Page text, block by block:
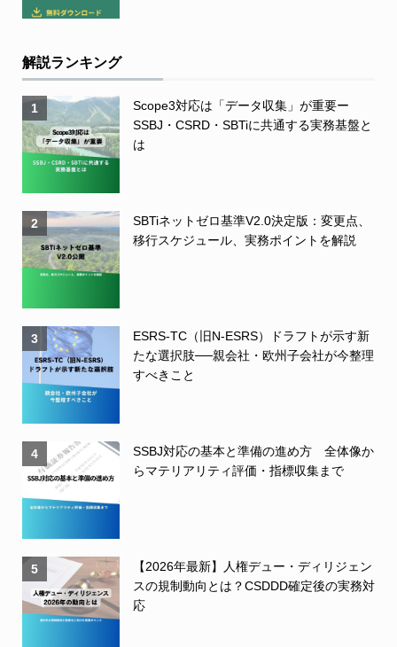
解説ランキング
1
Scope3対応は「データ収集」が重要ー
SSBJ・CSRD・SBTiに共通する実務基盤と
は
2
SBTiネットゼロ基準V2.0決定版：変更点、
移行スケジュール、実務ポイントを解説
3
ESRS-TC（旧N-ESRS）ドラフトが示す新
たな選択肢──親会社・欧州子会社が今整理
すべきこと
4
SSBJ対応の基本と準備の進め方 全体像か
らマテリアリティ評価・指標収集まで
5
【2026年最新】人権デュー・ディリジェン
スの規制動向とは？CSDDD確定後の実務対
応